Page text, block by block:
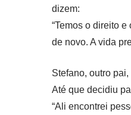
dizem:
“Temos o direito
de novo. A vida
Stefano, outro
Até que decidiu
“Ali encontrei